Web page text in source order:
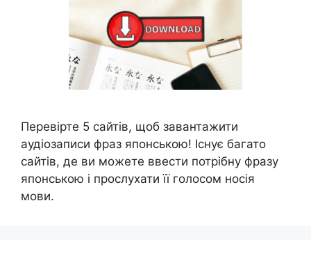
Перевірте 5 сайтів, щоб завантажити
аудіозаписи фраз японською! Існує багато
сайтів, де ви можете ввести потрібну фразу
японською і прослухати її голосом носія
мови.